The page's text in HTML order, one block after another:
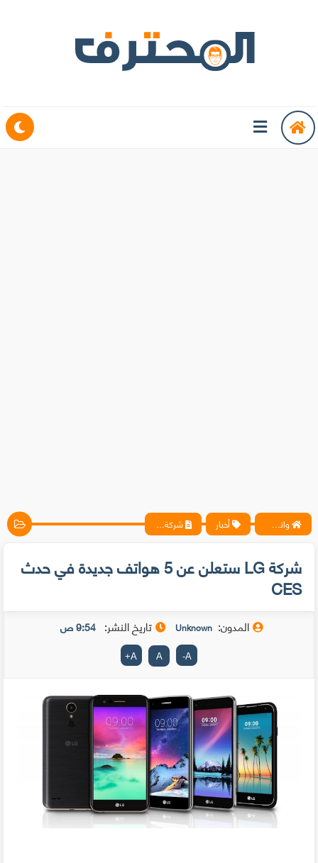
واتس آب ، فيسبوك ، أنترنت ، شروحات تقنية حصرية - المحترف أخبار شركة LG ستعلن عن 5 هواتف جديدة في حدث CES
شركة LG ستعلن عن 5 هواتف جديدة في حدث
CES
المدون: Unknown تاريخ النشر: 9:54 ص
A
-
A
A
+